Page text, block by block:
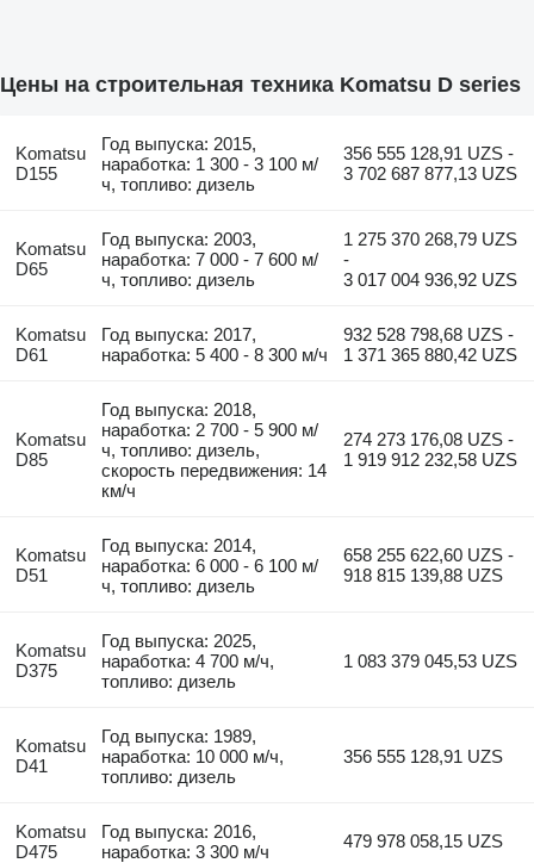
Цены на строительная техника Komatsu D series
Komatsu
D155
Год выпуска: 2015,
наработка: 1 300 - 3 100 м/
ч, топливо: дизель
356 555 128,91 UZS -
3 702 687 877,13 UZS
Komatsu
D65
Год выпуска: 2003,
наработка: 7 000 - 7 600 м/
ч, топливо: дизель
1 275 370 268,79 UZS
-
3 017 004 936,92 UZS
Komatsu
D61
Год выпуска: 2017,
наработка: 5 400 - 8 300 м/ч
932 528 798,68 UZS -
1 371 365 880,42 UZS
Komatsu
D85
Год выпуска: 2018,
наработка: 2 700 - 5 900 м/
ч, топливо: дизель,
скорость передвижения: 14
км/ч
274 273 176,08 UZS -
1 919 912 232,58 UZS
Komatsu
D51
Год выпуска: 2014,
наработка: 6 000 - 6 100 м/
ч, топливо: дизель
658 255 622,60 UZS -
918 815 139,88 UZS
Komatsu
D375
Год выпуска: 2025,
наработка: 4 700 м/ч,
топливо: дизель
1 083 379 045,53 UZS
Komatsu
D41
Год выпуска: 1989,
наработка: 10 000 м/ч,
топливо: дизель
356 555 128,91 UZS
Komatsu
D475
Год выпуска: 2016,
наработка: 3 300 м/ч
479 978 058,15 UZS